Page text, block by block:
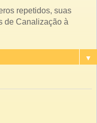
repetidos, suas
de Canalização à
▼